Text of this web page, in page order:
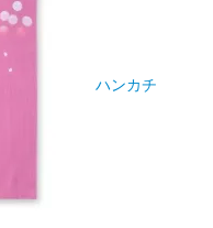
ハンカチ